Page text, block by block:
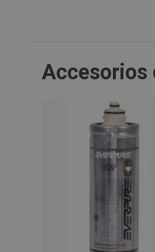
Accesorios